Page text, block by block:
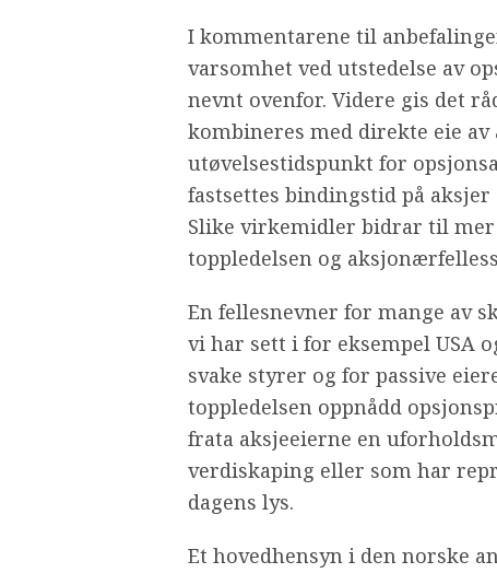
I kommentarene til
varsomhet ved utstedelse av
nevnt ovenfor. Videre gis det
kombineres med direkte eie
utøvelsestidspunkt for
fastsettes bindingstid på
Slike virkemidler bidrar til
toppledelsen og
En fellesnevner for mange av
vi har sett i for eksempel USA
svake styrer og for passive
toppledelsen oppnådd
frata aksjeeierne en
verdiskaping eller som har
dagens lys.
Et hovedhensyn i den norske